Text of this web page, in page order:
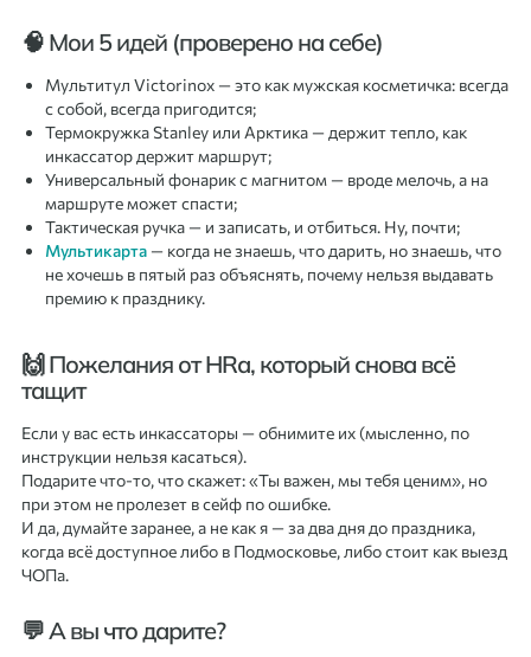
🧠 Мои 5 идей (проверено на себе)
Мультитул Victorinox — это как мужская косметичка: всегда
с собой, всегда пригодится;
Термокружка Stanley или Арктика — держит тепло, как
инкассатор держит маршрут;
Универсальный фонарик с магнитом — вроде мелочь, а на
маршруте может спасти;
Тактическая ручка — и записать, и отбиться. Ну, почти;
Мультикарта — когда не знаешь, что дарить, но знаешь, что
не хочешь в пятый раз объяснять, почему нельзя выдавать
премию к празднику.
🙌 Пожелания от HRа, который снова всё
тащит
Если у вас есть инкассаторы — обнимите их (мысленно, по
инструкции нельзя касаться).
Подарите что-то, что скажет: «Ты важен, мы тебя ценим», но
при этом не пролезет в сейф по ошибке.
И да, думайте заранее, а не как я — за два дня до праздника,
когда всё доступное либо в Подмосковье, либо стоит как выезд
ЧОПа.
💬 А вы что дарите?